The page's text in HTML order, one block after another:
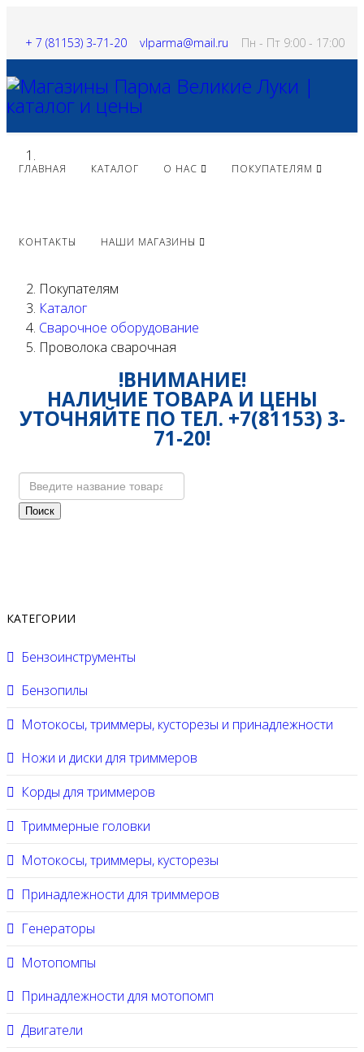
+ 7 (81153) 3-71-20 vlparma@mail.ru Пн - Пт 9:00 - 17:00
ГЛАВНАЯ КАТАЛОГ О НАС ПОКУПАТЕЛЯМ
КОНТАКТЫ НАШИ МАГАЗИНЫ
Покупателям
Каталог
Сварочное оборудование
Проволока сварочная
!ВНИМАНИЕ!
НАЛИЧИЕ ТОВАРА И ЦЕНЫ
УТОЧНЯЙТЕ ПО ТЕЛ. +7(81153) 3-
71-20!
Поиск
КАТЕГОРИИ
Бензоинструменты
Бензопилы
Мотокосы, триммеры, кусторезы и принадлежности
Ножи и диски для триммеров
Корды для триммеров
Триммерные головки
Мотокосы, триммеры, кусторезы
Принадлежности для триммеров
Генераторы
Мотопомпы
Принадлежности для мотопомп
Двигатели